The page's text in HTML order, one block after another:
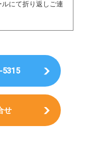
にて折り返しご連
5315
せ